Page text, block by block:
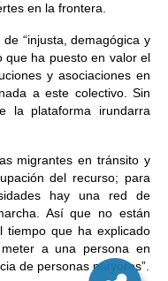
en la frontera.
“injusta, demagógica y
que ha puesto en valor el
y asociaciones en
a este colectivo. Sin
la plataforma irundarra
migrantes en tránsito y
del recurso; para
hay una red de
Así que no están
tiempo que ha explicado
a una persona en
de personas mayores”.